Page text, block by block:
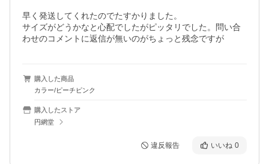
早く発送してくれたのでたすかりました。
サイズがどうかなと心配でしたがピッタリでした。問い合
わせのコメントに返信が無いのがちょっと残念ですが
購入した商品
カラー/ピーチピンク
購入したストア
円網堂
違反報告 いいね 0